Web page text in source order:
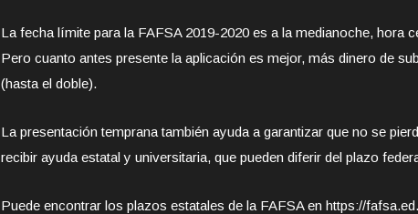
La fecha límite para la FAFSA 2019-2020 es a la medianoche, hora
Pero cuanto antes presente la aplicación es mejor, más dinero de
(hasta el doble).
La presentación temprana también ayuda a garantizar que no se
recibir ayuda estatal y universitaria, que pueden diferir del plazo
Puede encontrar los plazos estatales de la FAFSA en https://